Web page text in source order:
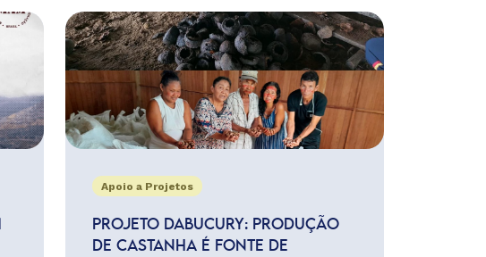
Apoio a Projetos
PROJETO DABUCURY: PRODUÇÃO
DE CASTANHA É FONTE DE